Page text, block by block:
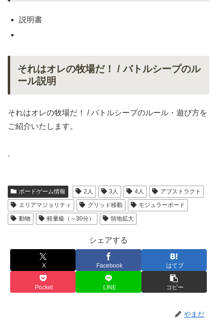
説明書
それはオレの牧場だ！ / バトルシープのル
ール説明
それはオレの牧場だ！ / バトルシープのルール・遊び方を
ご紹介いたします。
.
ボードゲーム情報 2人 3人 4人
アブストラクト
エリアマジョリティ
グリッド移動
モジュラーボード
動物
軽量級（～30分） 領地拡大
シェアする
X Facebook はてブ
Pocket LINE コピー
やまだ